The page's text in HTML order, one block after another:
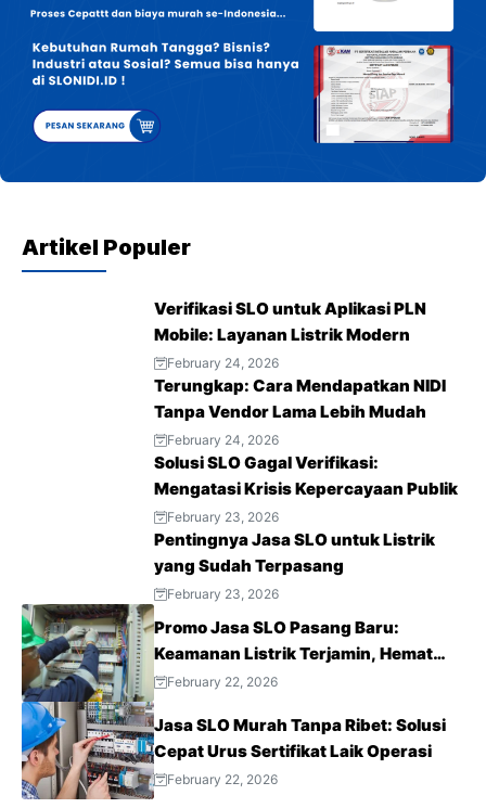
Artikel Populer
Verifikasi SLO untuk Aplikasi PLN
Mobile: Layanan Listrik Modern
February 24, 2026
Terungkap: Cara Mendapatkan NIDI
Tanpa Vendor Lama Lebih Mudah
February 24, 2026
Solusi SLO Gagal Verifikasi:
Mengatasi Krisis Kepercayaan Publik
February 23, 2026
Pentingnya Jasa SLO untuk Listrik
yang Sudah Terpasang
February 23, 2026
Promo Jasa SLO Pasang Baru:
Keamanan Listrik Terjamin, Hemat
Biaya Sekarang!
February 22, 2026
Jasa SLO Murah Tanpa Ribet: Solusi
Cepat Urus Sertifikat Laik Operasi
February 22, 2026